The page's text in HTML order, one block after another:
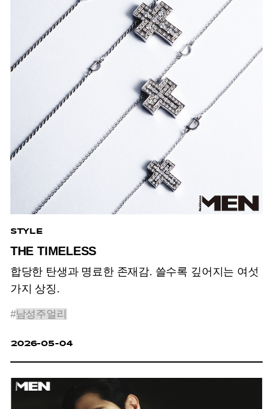
STYLE
THE TIMELESS
합당한 탄생과 명료한 존재감. 쓸수록 깊어지는 여섯
가지 상징.
#남성주얼리
2026-05-04